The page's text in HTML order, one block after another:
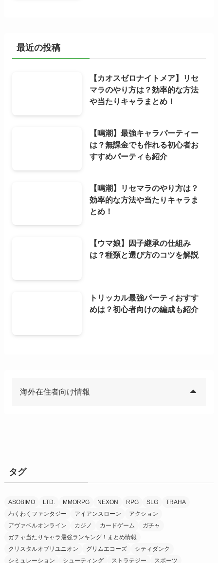
最近の投稿
【カオスゼロナイトメア】リセ
マラのやり方は？効率的な方法
や当たりキャラまとめ！
【鳴潮】最強キャラパーティー
は？無課金でも作れる初心者お
すすめパーティも紹介
【鳴潮】リセマラのやり方は？
効率的な方法や当たりキャラま
とめ！
【ウマ娘】因子継承の仕組み
は？種類と選び方のコツを解説
トリッカル最強パーティおすす
めは？初心者向けの編成も紹介
海外在住者向け情報
タグ
ASOBIMO LTD. MMORPG NEXON RPG SLG
TRAHA
わくわくファンタジー
アイアンスローン
アクション
アヴァベルオンライン
カジノ カードゲーム
ガチャ
ガチャ当たりキャラ最強ランキング！まとめ情報
クリスタルオブリユニオン
グリムエコーズ
シティダンク
シミュレーション
シューティング ストラテジー スポーツ